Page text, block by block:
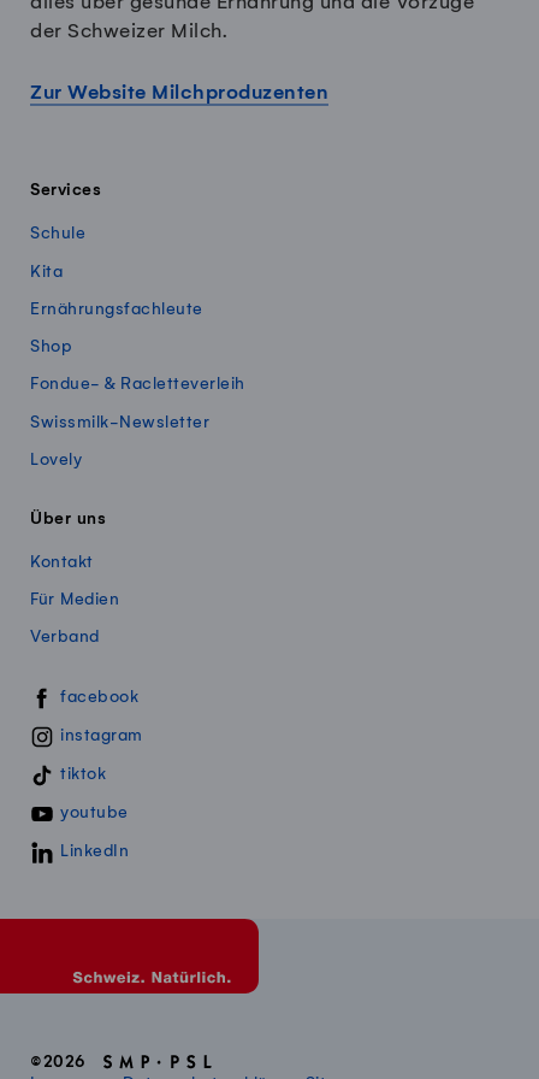
der Schweizer Milch.
Zur Website Milchproduzenten
Services
Schule
Kita
Ernährungsfachleute
Shop
Fondue- & Racletteverleih
Swissmilk-Newsletter
Lovely
Über uns
Kontakt
Für Medien
Verband
Swissmillk auf Social Media
facebook
instagram
tiktok
youtube
LinkedIn
©2026